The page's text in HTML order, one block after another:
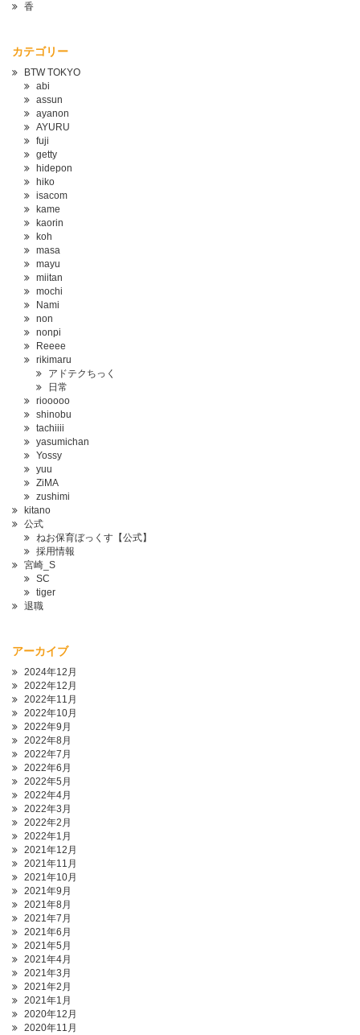
香
カテゴリー
BTW TOKYO
abi
assun
ayanon
AYURU
fuji
getty
hidepon
hiko
isacom
kame
kaorin
koh
masa
mayu
miitan
mochi
Nami
non
nonpi
Reeee
rikimaru
アドテクちっく
日常
riooooo
shinobu
tachiiii
yasumichan
Yossy
yuu
ZiMA
zushimi
kitano
公式
ねお保育ぼっくす【公式】
採用情報
宮崎_S
SC
tiger
退職
アーカイブ
2024年12月
2022年12月
2022年11月
2022年10月
2022年9月
2022年8月
2022年7月
2022年6月
2022年5月
2022年4月
2022年3月
2022年2月
2022年1月
2021年12月
2021年11月
2021年10月
2021年9月
2021年8月
2021年7月
2021年6月
2021年5月
2021年4月
2021年3月
2021年2月
2021年1月
2020年12月
2020年11月